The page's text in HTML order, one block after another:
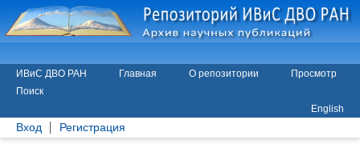
ИВиС ДВО РАН Главная О репозитории
Просмотр
Поиск
English
Вход Регистрация